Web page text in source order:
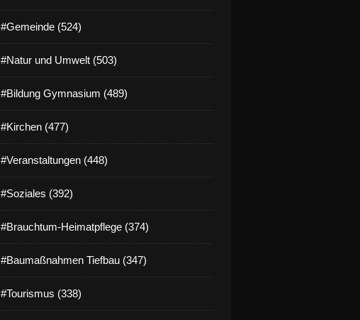
#Gemeinde (524)
#Natur und Umwelt (503)
#Bildung Gymnasium (489)
#Kirchen (477)
#Veranstaltungen (448)
#Soziales (392)
#Brauchtum-Heimatpflege (374)
#Baumaßnahmen Tiefbau (347)
#Tourismus (338)